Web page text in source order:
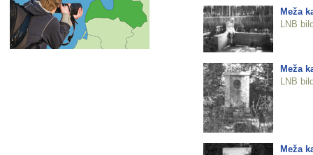
Meža
LNB
Meža
LNB
Meža